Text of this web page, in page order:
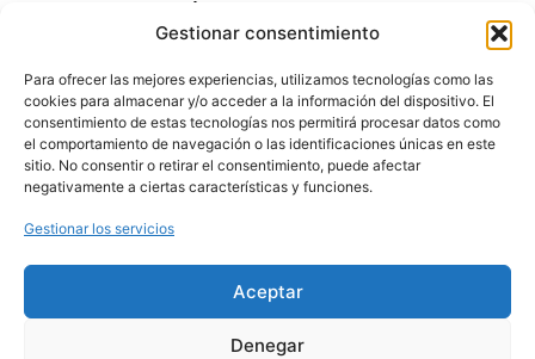
Gestionar consentimiento
Para ofrecer las mejores experiencias, utilizamos tecnologías como las
cookies para almacenar y/o acceder a la información del dispositivo. El
consentimiento de estas tecnologías nos permitirá procesar datos como
el comportamiento de navegación o las identificaciones únicas en este
sitio. No consentir o retirar el consentimiento, puede afectar
negativamente a ciertas características y funciones.
Gestionar los servicios
Aceptar
Denegar
NO TE PIERDAS LO ÚLTIMO DEL CANAL
Haz clic en «Estoy de acuerdo» para
activar Youtube
POLÍTICA DE COOKIES